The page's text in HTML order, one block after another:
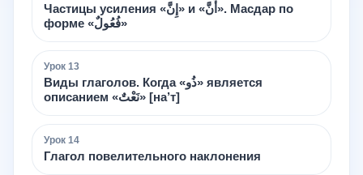
Частицы усиления «إِنَّ» и «أَنَّ». Масдар по
форме «فُعُولٌ»
Урок 13
Виды глаголов. Когда «ذُو» является
описанием «نَعْتٌ» [на’т]
Урок 14
Глагол повелительного наклонения